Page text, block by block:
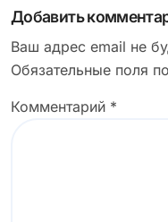
записям
Добавить
Ваш адрес email не
Обязательные поля
Комментарий *